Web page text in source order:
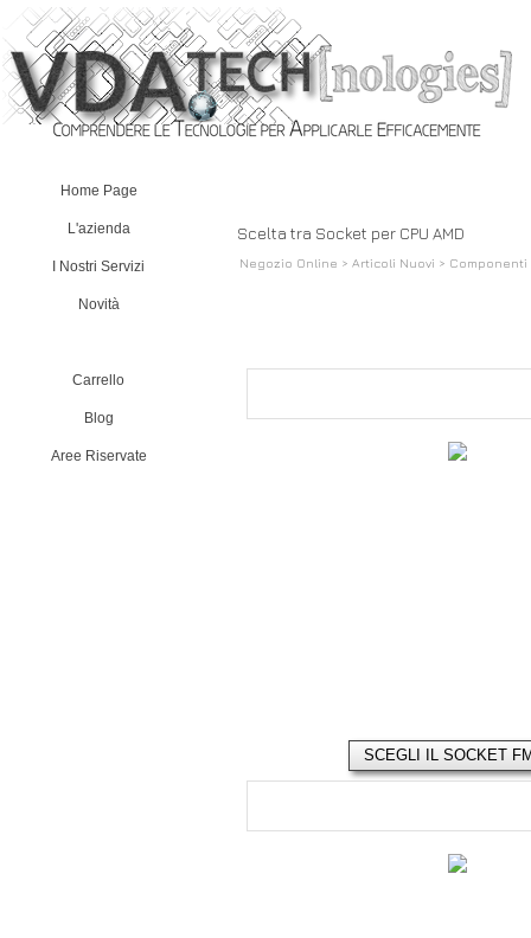
Home Page
L'azienda
I Nostri Servizi
Novità
Carrello
Blog
Aree Riservate
Scelta tra Socket per CPU AMD
Negozio Online > Articoli Nuovi > Componenti
SCEGLI IL SOCKET